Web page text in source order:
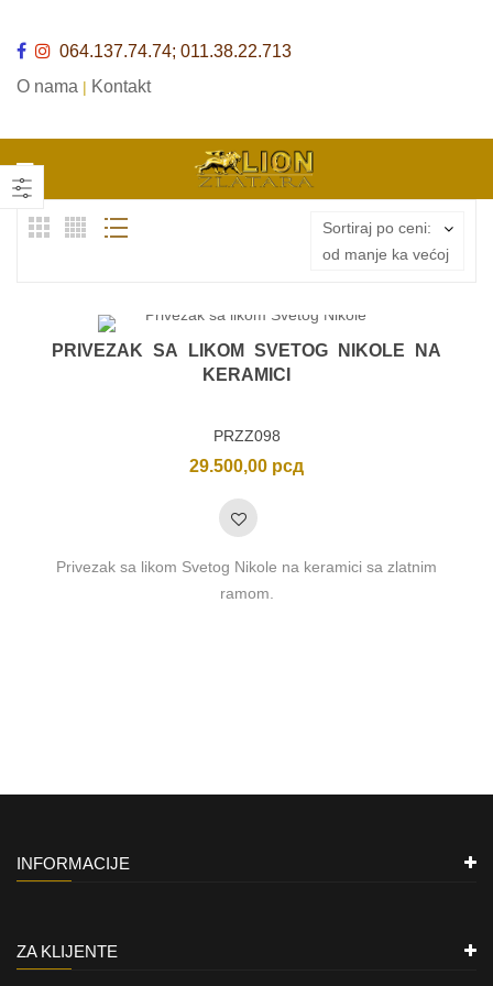
064.137.74.74; 011.38.22.713
O nama | Kontakt
Sortiraj po ceni:
od manje ka većoj
PRIVEZAK SA LIKOM SVETOG NIKOLE NA
KERAMICI
PRZZ098
29.500,00 рсд
Privezak sa likom Svetog Nikole na keramici sa zlatnim
ramom.
INFORMACIJE
ZA KLIJENTE